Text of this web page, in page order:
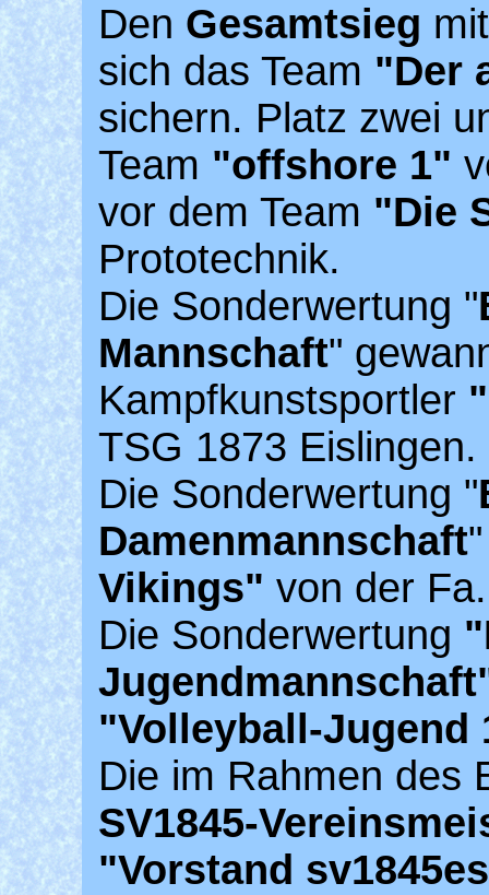
Den Gesamtsieg
sich das Team "Der
sichern. Platz zwei
Team "offshore 1"
vor dem Team "Die
Prototechnik.
Die Sonderwertung "
Mannschaft"
Kampfkunstsportler
TSG 1873 Eislingen.
Die Sonderwertung "
Damenmannschaft
Vikings" von der
Die Sonderwertung
"Volleyball-Jugend
Die im Rahmen des
SV1845-
"Vorstand